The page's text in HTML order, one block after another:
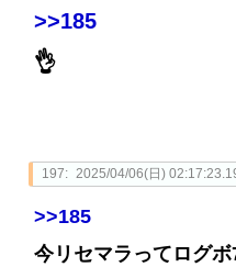
>>185
👌
197: 2025/04/06(日)
>>185
今リセマラってログ